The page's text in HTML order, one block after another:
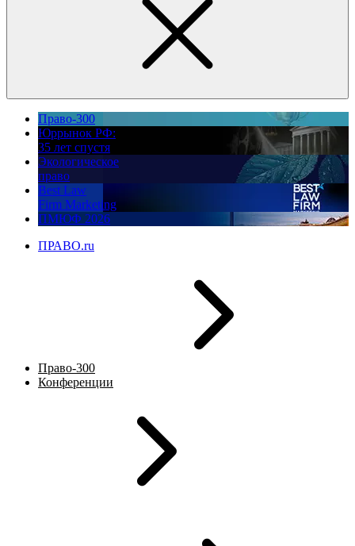
Право-300
Юррынок РФ:
35 лет спустя
Экологическое
право
Best Law
Firm Marketing
ПМЮФ 2026
ПРАВО.ru
Право-300
Конференции